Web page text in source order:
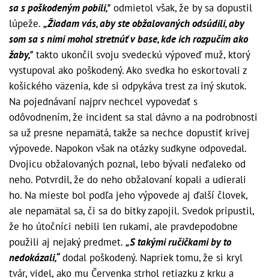
sa s poškodeným pobili," odmietol však, že by sa dopustil
lúpeže. „Žiadam vás, aby ste obžalovaných odsúdili, aby
som sa s nimi mohol stretnúť v base, kde ich rozpučím ako
žaby," takto ukončil svoju svedeckú výpoveď muž, ktorý
vystupoval ako poškodený. Ako svedka ho eskortovali z
košického väzenia, kde si odpykáva trest za iný skutok.
Na pojednávaní najprv nechcel vypovedať s
odôvodnením, že incident sa stal dávno a na podrobnosti
sa už presne nepamätá, takže sa nechce dopustiť krivej
výpovede. Napokon však na otázky sudkyne odpovedal.
Dvojicu obžalovaných poznal, lebo bývali neďaleko od
neho. Potvrdil, že do neho obžalovaní kopali a udierali
ho. Na mieste bol podľa jeho výpovede aj ďalší človek,
ale nepamätal sa, či sa do bitky zapojil. Svedok pripustil,
že ho útočníci nebili len rukami, ale pravdepodobne
použili aj nejaký predmet. „S takými ručičkami by to
nedokázali,“dodal poškodený. Napriek tomu, že si kryl
tvár, videl, ako mu Červenka strhol retiazku z krku a